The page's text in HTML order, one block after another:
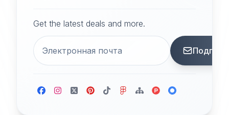
Get the latest deals and more.